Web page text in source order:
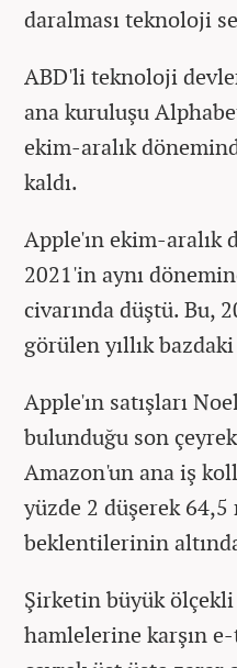
daralması teknoloji
ABD'li teknoloji
ana kuruluşu
ekim-aralık
kaldı.
Apple'ın ekim-aralık
2021'in aynı
civarında düştü. Bu,
görülen yıllık
Apple'ın satışları
bulunduğu son
Amazon'un ana iş
yüzde 2 düşerek
beklentilerinin
Şirketin büyük ölçekli
hamlelerine karşın